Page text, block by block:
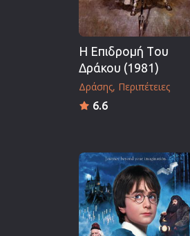
Η Επιδρομή Tου
Δράκου (1981)
Δράσης Περιπέτειες
6.6